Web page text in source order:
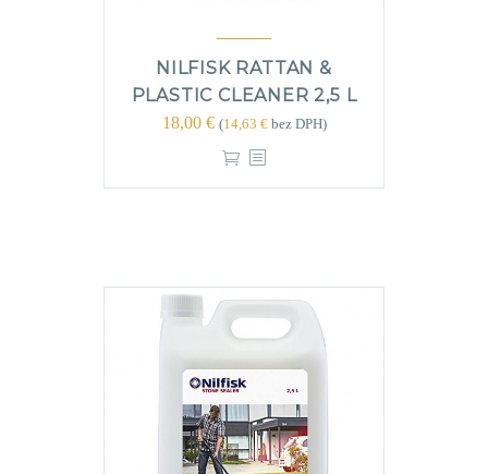
NILFISK RATTAN &
PLASTIC CLEANER 2,5 L
18,00 € (14,63 €bez DPH)